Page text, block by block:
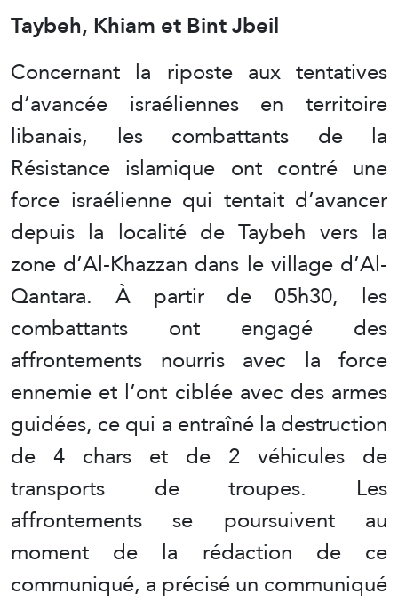
Taybeh, Khiam et Bint Jbeil
Concernant la riposte aux tentatives
d’avancée israéliennes en territoire
libanais, les combattants de la
Résistance islamique ont contré une
force israélienne qui tentait d’avancer
depuis la localité de Taybeh vers la
zone d’Al-Khazzan dans le village d’Al-
Qantara. À partir de 05h30, les
combattants ont engagé des
affrontements nourris avec la force
ennemie et l’ont ciblée avec des armes
guidées, ce qui a entraîné la destruction
de 4 chars et de 2 véhicules de
transports de troupes. Les
affrontements se poursuivent au
moment de la rédaction de ce
communiqué, a précisé un communiqué